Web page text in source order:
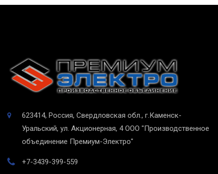
623414, Россия, Свердловская обл., г.Каменск-
Уральский, ул. Акционерная, 4 ООО "Производственное
объединение Премиум-Электро"
+7-3439-399-559